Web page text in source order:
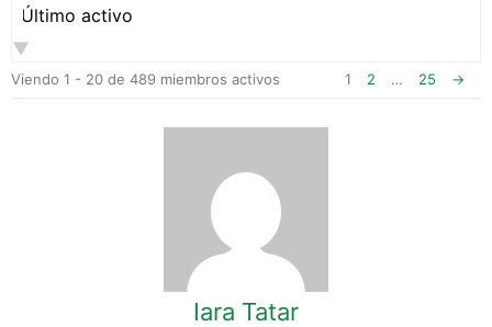
Ordenar
por:
Viendo 1 - 20 de 489 miembros activos 1 2 … 25 →
Iara Tatar